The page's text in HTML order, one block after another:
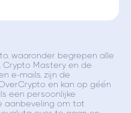
waaronder begrepen alle
Crypto Mastery en de
e-mails, zijn de
en kan op géén
een persoonlijke
aanbeveling om tot